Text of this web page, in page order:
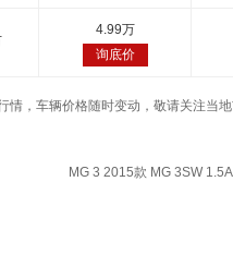
4.99万
询底价
情，车辆价格随时变动，敬请关注当地
MG 3 2015款 MG 3SW